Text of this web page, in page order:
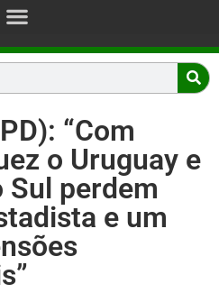
“Com
o Uruguay e
Sul perdem
e um